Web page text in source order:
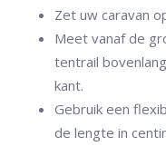
Zet uw caravan
Meet vanaf de
tentrail
kant.
Gebruik een
de lengte in